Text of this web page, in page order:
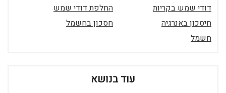
דודי שמש בקריות
החלפת דודי שמש
חיסכון באנרגיה
חסכון בחשמל
חשמל
עוד בנושא